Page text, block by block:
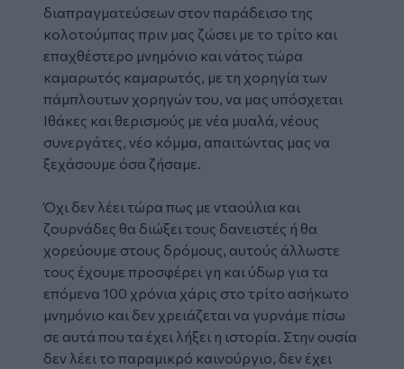
διαπραγματεύσεων στον παράδεισο της
κολοτούμπας πριν μας ζώσει με το τρίτο και
επαχθέστερο μνημόνιο και νάτος τώρα
καμαρωτός καμαρωτός, με τη χορηγία των
πάμπλουτων χορηγών του, να μας υπόσχεται
Ιθάκες και θερισμούς με νέα μυαλά, νέους
συνεργάτες, νέο κόμμα, απαιτώντας μας να
ξεχάσουμε όσα ζήσαμε.
Όχι δεν λέει τώρα πως με νταούλια και
ζουρνάδες θα διώξει τους δανειστές ή θα
χορεύουμε στους δρόμους, αυτούς άλλωστε
τους έχουμε προσφέρει γη και ύδωρ για τα
επόμενα 100 χρόνια χάρις στο τρίτο ασήκωτο
μνημόνιο και δεν χρειάζεται να γυρνάμε πίσω
σε αυτά που τα έχει λήξει η ιστορία. Στην ουσία
δεν λέει το παραμικρό καινούργιο, δεν έχει